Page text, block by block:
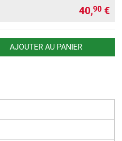
40,90 €
AJOUTER AU PANIER